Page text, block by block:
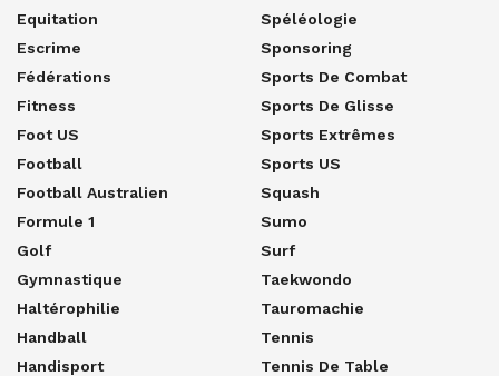
Equitation
Escrime
Fédérations
Fitness
Foot US
Football
Football Australien
Formule 1
Golf
Gymnastique
Haltérophilie
Handball
Handisport
Spéléologie
Sponsoring
Sports De Combat
Sports De Glisse
Sports Extrêmes
Sports US
Squash
Sumo
Surf
Taekwondo
Tauromachie
Tennis
Tennis De Table